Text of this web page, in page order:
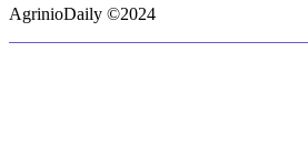
AgrinioDaily ©2024